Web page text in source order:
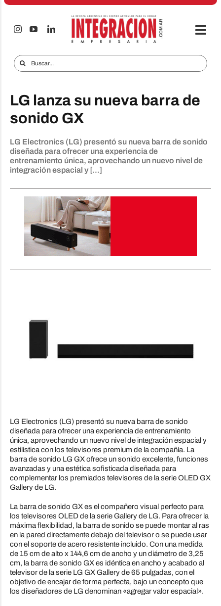
Saltar
Audio & TV
iTECNO
Celulares
Informes Especiales
Buscar:
LG lanza su nueva barra de
sonido GX
LG Electronics (LG) presentó su nueva barra de sonido
diseñada para ofrecer una experiencia de
entrenamiento única, aprovechando un nuevo nivel de
integración espacial y [...]
LG Electronics (LG) presentó su nueva barra de sonido
diseñada para ofrecer una experiencia de entrenamiento
única, aprovechando un nuevo nivel de integración espacial y
estilística con los televisores premium de la compañía. La
barra de sonido LG GX ofrece un sonido excelente, funciones
avanzadas y una estética sofisticada diseñada para
complementar los premiados televisores de la serie OLED GX
Gallery de LG.
La barra de sonido GX es el compañero visual perfecto para
los televisores OLED de la serie Gallery de LG. Para ofrecer la
máxima flexibilidad, la barra de sonido se puede montar al ras
en la pared directamente debajo del televisor o se puede usar
con el soporte de acero resistente incluido. Con una medida
de 15 cm de alto x 144,6 cm de ancho y un diámetro de 3,25
cm, la barra de sonido GX es idéntica en ancho y acabado al
televisor de la serie LG GX Gallery de 65 pulgadas, con el
objetivo de encajar de forma perfecta, bajo un concepto que
los diseñadores de LG denominan «agregar valor espacial».